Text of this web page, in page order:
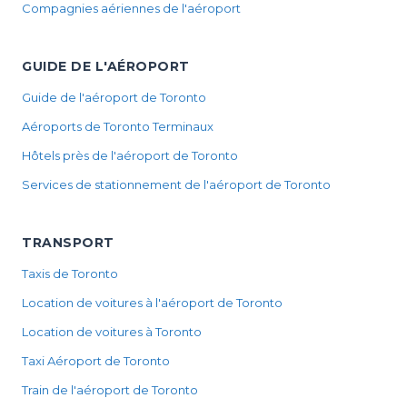
Compagnies aériennes de l'aéroport
GUIDE DE L'AÉROPORT
Guide de l'aéroport de Toronto
Aéroports de Toronto Terminaux
Hôtels près de l'aéroport de Toronto
Services de stationnement de l'aéroport de Toronto
TRANSPORT
Taxis de Toronto
Location de voitures à l'aéroport de Toronto
Location de voitures à Toronto
Taxi Aéroport de Toronto
Train de l'aéroport de Toronto